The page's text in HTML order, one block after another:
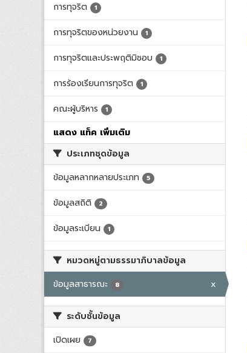
การทุจริต 1
การทุจริตของหน่วยงาน 1
การทุจริตและประพฤติมิชอบ 1
การร้องเรียนการทุจริต 1
คณะผู้บริหาร 1
แสดง แท็ค เพิ่มเติม
ประเภทชุดข้อมูล
ข้อมูลหลากหลายประเภท
5
ข้อมูลสถิติ 2
ข้อมูลระเบียน 1
หมวดหมู่ตามธรรมาภิบาลข้อมูล
ข้อมูลสาธารณะ
8 x
ระดับชั้นข้อมูล
เปิดเผย
7